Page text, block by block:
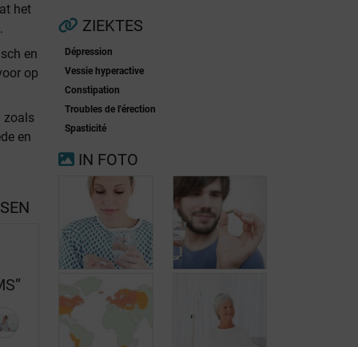
het
en
op
zoals
en
ZIEKTES
Dépression
Vessie hyperactive
Constipation
Troubles de l'érection
Spasticité
IN FOTO
Behandeling